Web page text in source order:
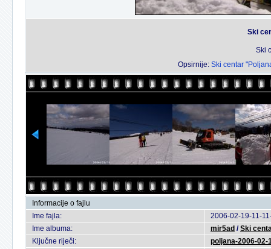
Ski
Ski
Opsirnije: Ski centar
Informacije o fajlu
Ime fajla:
2006-02-19-11-
Ime albuma:
mir5ad /Ski
Ključne riječi:
poljana-2006-02-